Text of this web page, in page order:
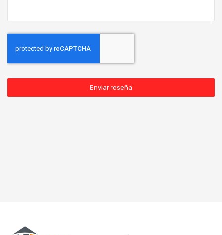
Enviar reseña